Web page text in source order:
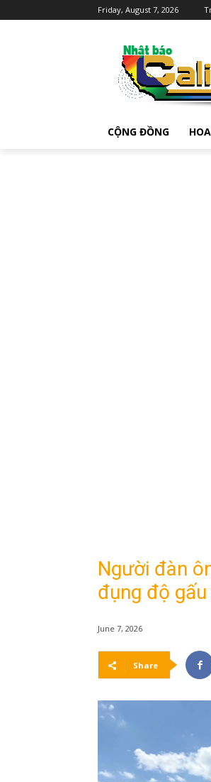
Friday, August 7, 2026
CỘNG ĐỒNG
Người đàn
đụng độ
June 7, 2026
Share